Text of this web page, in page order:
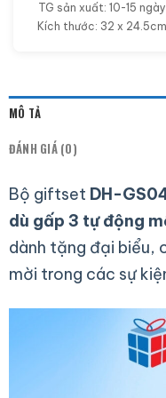
TG sản xuất: 10-15 ngày
Kích thước: 32 x 24.5cm
MÔ TẢ
ĐÁNH GIÁ (0)
Bộ giftset DH-
dù gấp 3 tự động
dành tặng đại biểu,
mời trong các sự